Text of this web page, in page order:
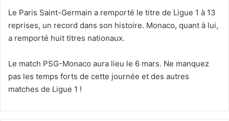
Le Paris Saint-Germain a remporté le titre de Ligue 1 à 13
reprises, un record dans son histoire. Monaco, quant à lui,
a remporté huit titres nationaux.
Le match PSG-Monaco aura lieu le 6 mars. Ne manquez
pas les temps forts de cette journée et des autres
matches de Ligue 1 !